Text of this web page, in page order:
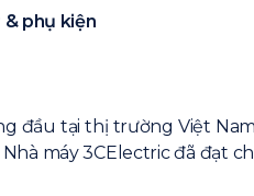
phụ kiện
đầu tại thị trường Việt
máy 3CElectric đã đạt